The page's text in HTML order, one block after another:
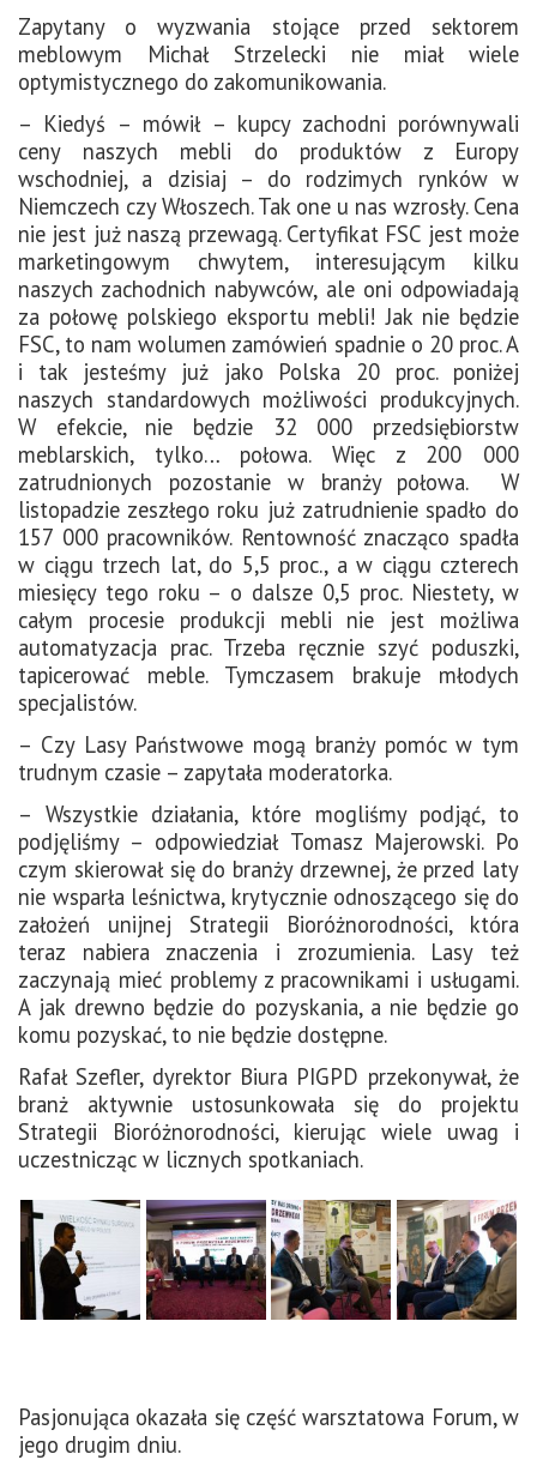
Zapytany o wyzwania stojące przed sektorem
meblowym Michał Strzelecki nie miał wiele
optymistycznego do zakomunikowania.
– Kiedyś – mówił – kupcy zachodni porównywali
ceny naszych mebli do produktów z Europy
wschodniej, a dzisiaj – do rodzimych rynków w
Niemczech czy Włoszech. Tak one u nas wzrosły. Cena
nie jest już naszą przewagą. Certyfikat FSC jest może
marketingowym chwytem, interesującym kilku
naszych zachodnich nabywców, ale oni odpowiadają
za połowę polskiego eksportu mebli! Jak nie będzie
FSC, to nam wolumen zamówień spadnie o 20 proc. A
i tak jesteśmy już jako Polska 20 proc. poniżej
naszych standardowych możliwości produkcyjnych.
W efekcie, nie będzie 32 000 przedsiębiorstw
meblarskich, tylko… połowa. Więc z 200 000
zatrudnionych pozostanie w branży połowa. W
listopadzie zeszłego roku już zatrudnienie spadło do
157 000 pracowników. Rentowność znacząco spadła
w ciągu trzech lat, do 5,5 proc., a w ciągu czterech
miesięcy tego roku – o dalsze 0,5 proc. Niestety, w
całym procesie produkcji mebli nie jest możliwa
automatyzacja prac. Trzeba ręcznie szyć poduszki,
tapicerować meble. Tymczasem brakuje młodych
specjalistów.
– Czy Lasy Państwowe mogą branży pomóc w tym
trudnym czasie – zapytała moderatorka.
– Wszystkie działania, które mogliśmy podjąć, to
podjęliśmy – odpowiedział Tomasz Majerowski. Po
czym skierował się do branży drzewnej, że przed laty
nie wsparła leśnictwa, krytycznie odnoszącego się do
założeń unijnej Strategii Bioróżnorodności, która
teraz nabiera znaczenia i zrozumienia. Lasy też
zaczynają mieć problemy z pracownikami i usługami.
A jak drewno będzie do pozyskania, a nie będzie go
komu pozyskać, to nie będzie dostępne.
Rafał Szefler, dyrektor Biura PIGPD przekonywał, że
branż aktywnie ustosunkowała się do projektu
Strategii Bioróżnorodności, kierując wiele uwag i
uczestnicząc w licznych spotkaniach.
Pasjonująca okazała się część warsztatowa Forum, w
jego drugim dniu.